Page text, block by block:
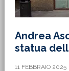
Andrea
statua
11 FEBBRAIO 2025